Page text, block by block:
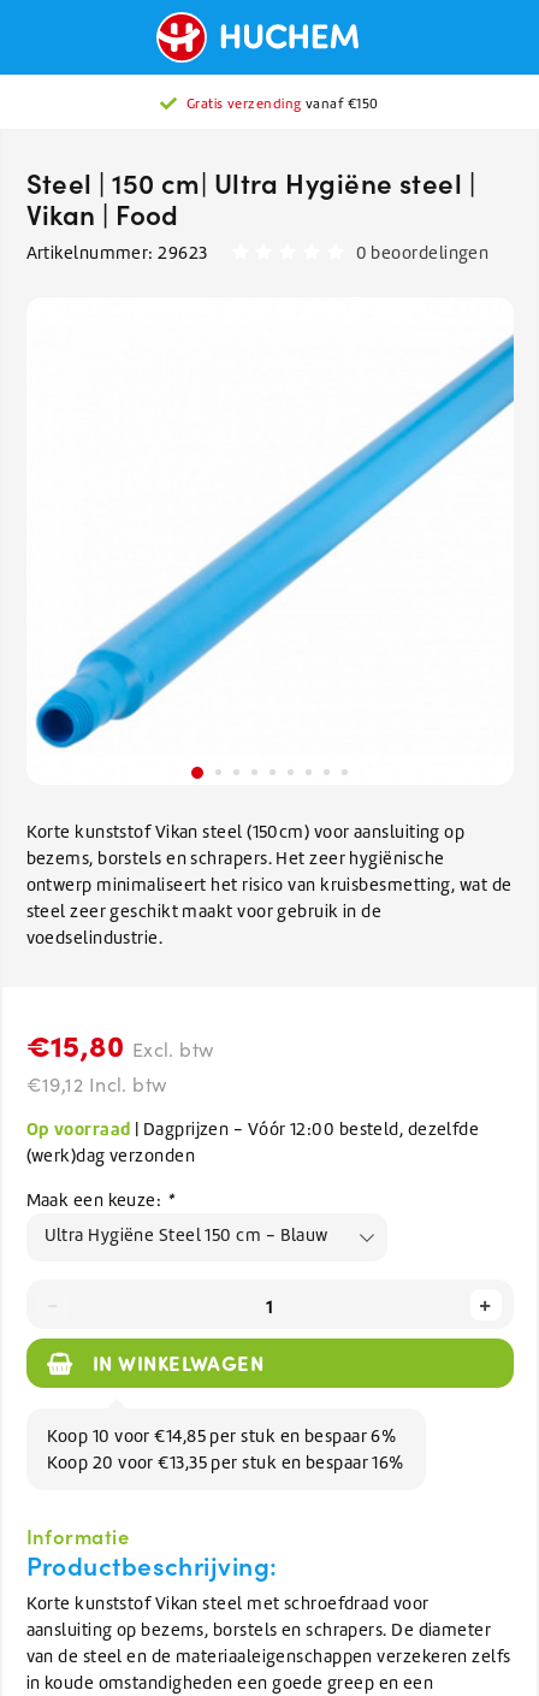
Gratis verzending vanaf €150
Steel | 150 cm| Ultra Hygiëne steel |
Vikan | Food
Artikelnummer: 29623 0 beoordelingen
Korte kunststof Vikan steel (150cm) voor aansluiting op
bezems, borstels en schrapers. Het zeer hygiënische
ontwerp minimaliseert het risico van kruisbesmetting, wat de
steel zeer geschikt maakt voor gebruik in de
voedselindustrie.
€15,80 Excl. btw
€19,12 Incl. btw
Op voorraad | Dagprijzen - Vóór 12:00 besteld, dezelfde
(werk)dag verzonden
Maak een keuze: *
Ultra Hygiëne Steel 150 cm - Blauw
+
IN WINKELWAGEN
Koop 10 voor €14,85 per stuk en bespaar 6%
Koop 20 voor €13,35 per stuk en bespaar 16%
Informatie
Productbeschrijving:
Korte kunststof Vikan steel met schroefdraad voor
aansluiting op bezems, borstels en schrapers. De diameter
van de steel en de materiaaleigenschappen verzekeren zelfs
in koude omstandigheden een goede greep en een